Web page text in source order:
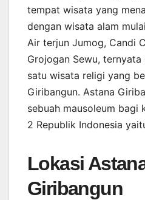
tempat wisata yang
dengan wisata alam
Air terjun Jumog, Candi
Grojogan Sewu,
satu wisata religi yang
Giribangun. Astana
sebuah mausoleum bagi
2 Republik Indonesia
Lokasi
Giribangun